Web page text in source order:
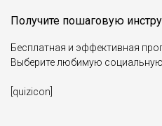
Получите пошаговую
Бесплатная и эффективная
Выберите любимую социальную
[quizicon]